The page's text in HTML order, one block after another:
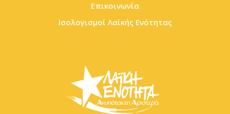
Επικοινωνία
Ισολογισμοί Λαϊκής Ενότητας